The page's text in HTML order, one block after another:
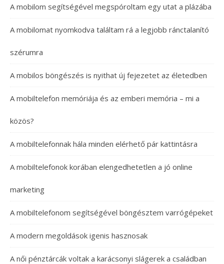
A mobilom segítségével megspóroltam egy utat a plázába
A mobilomat nyomkodva találtam rá a legjobb ránctalanító
szérumra
A mobilos böngészés is nyithat új fejezetet az életedben
A mobiltelefon memóriája és az emberi memória – mi a
közös?
A mobiltelefonnak hála minden elérhető pár kattintásra
A mobiltelefonok korában elengedhetetlen a jó online
marketing
A mobiltelefonom segítségével böngésztem varrógépeket
A modern megoldások igenis hasznosak
A női pénztárcák voltak a karácsonyi slágerek a családban